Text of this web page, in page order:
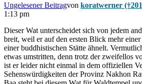
Ungelesener Beitragvon koratwerner
1:13 pm
Dieser Wat unterscheidet sich von jedem
breit, weil er auf den ersten Blick mehr
einer buddhistischen Stätte ähnelt.
etwas umstritten, denn trotz der zweifellos
ist er leider nicht einmal in dem offiziellen
Sehenswürdigkeiten der Provinz Nakhon